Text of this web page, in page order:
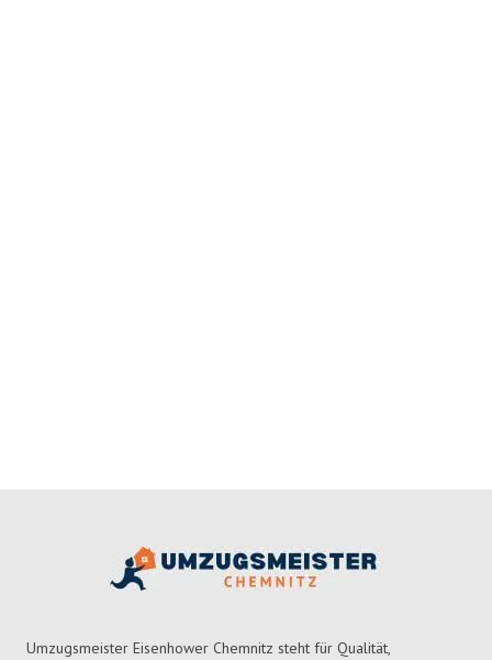
Umzugsmeister Eisenhower Chemnitz steht für Qualität,